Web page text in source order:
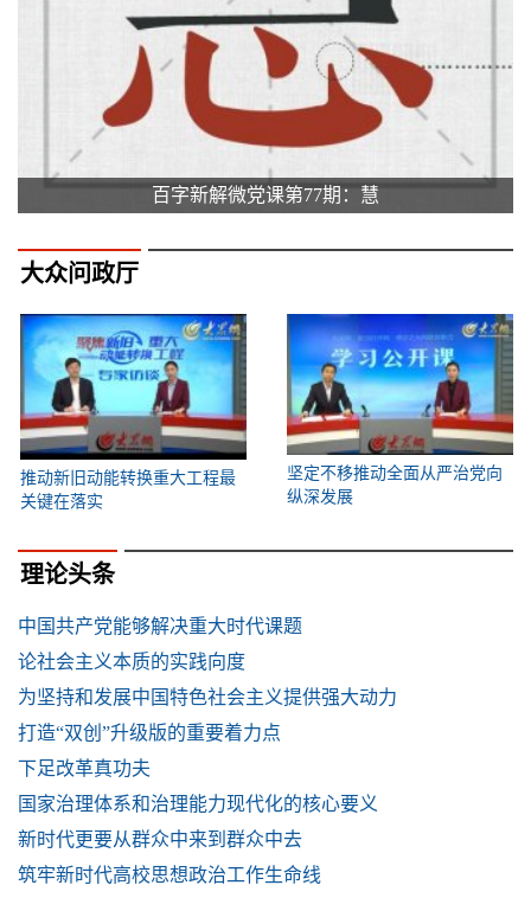
百字新解微党课第77期：慧
大众问政厅
推动新旧动能转换重大工程最
关键在落实
坚定不移推动全面从严治党向
纵深发展
理论头条
中国共产党能够解决重大时代课题
论社会主义本质的实践向度
为坚持和发展中国特色社会主义提供强大动力
打造“双创”升级版的重要着力点
下足改革真功夫
国家治理体系和治理能力现代化的核心要义
新时代更要从群众中来到群众中去
筑牢新时代高校思想政治工作生命线